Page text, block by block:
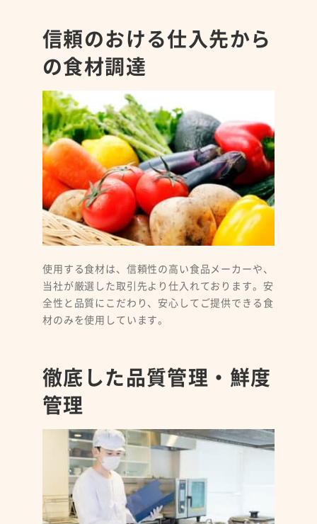
使用する食材は、信頼性の高い食品メーカーや、
当社が厳選した取引先より仕入れております。安
全性と品質にこだわり、安心してご提供できる食
材のみを使用しています。
信頼のおける仕入先から
の食材調達
徹底した品質管理・鮮度
管理